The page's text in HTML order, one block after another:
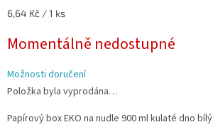
Měrná
6,64 Kč / 1 ks
Momentálně nedostupné
Možnosti doručení
Položka byla vyprodána…
Papírový box EKO na nudle 900 ml kulaté dno bílý